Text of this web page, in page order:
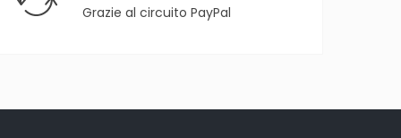
Grazie al circuito PayPal